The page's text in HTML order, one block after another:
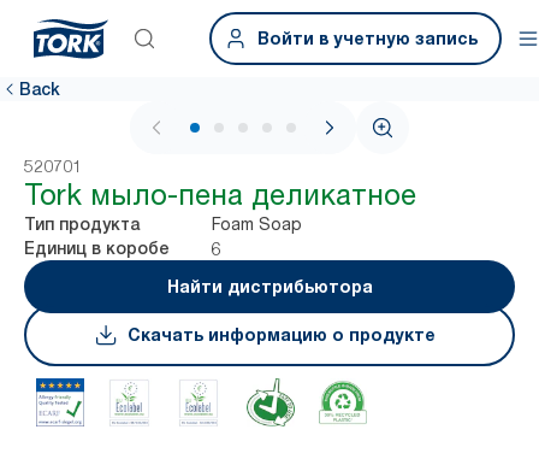
Войти в учетную запись
Back
1 / 6
520701
Tork мыло-пена деликатное
Тип продукта Foam Soap
Единиц в коробе
6
Найти дистрибьютора
Скачать информацию о продукте